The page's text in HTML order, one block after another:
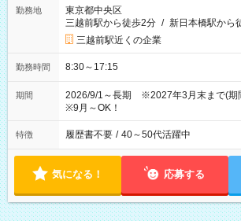
勤務地
東京都中央区
三越前駅から徒歩2分 / 新日本橋駅から
三越前駅近くの企業
勤務時間 8:30～17:15
期間
2026/9/1～長期 ※2027年3月末まで(期
※9月～OK！
特徴 履歴書不要 / 40～50代活躍中
気になる！ 応募する